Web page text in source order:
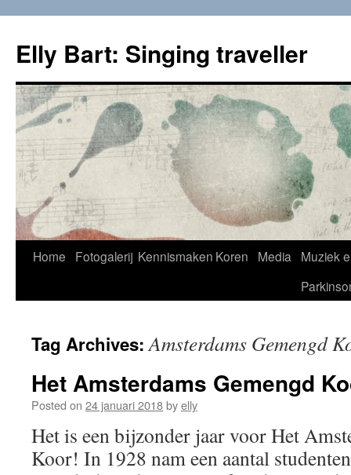
content
Elly Bart: Singing traveller
Home Fotogalerij Kennismaken Koren Media
Muziek
Tag Archives:Amsterdams Gemengd
Het Amsterdams Gemengd
Posted on 24 januari 2018byelly
Het is een bijzonder jaar voor Het
Koor! In 1928 nam een aantal